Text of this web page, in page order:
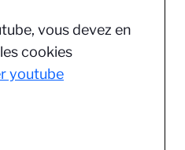
vous devez en
cookies
youtube